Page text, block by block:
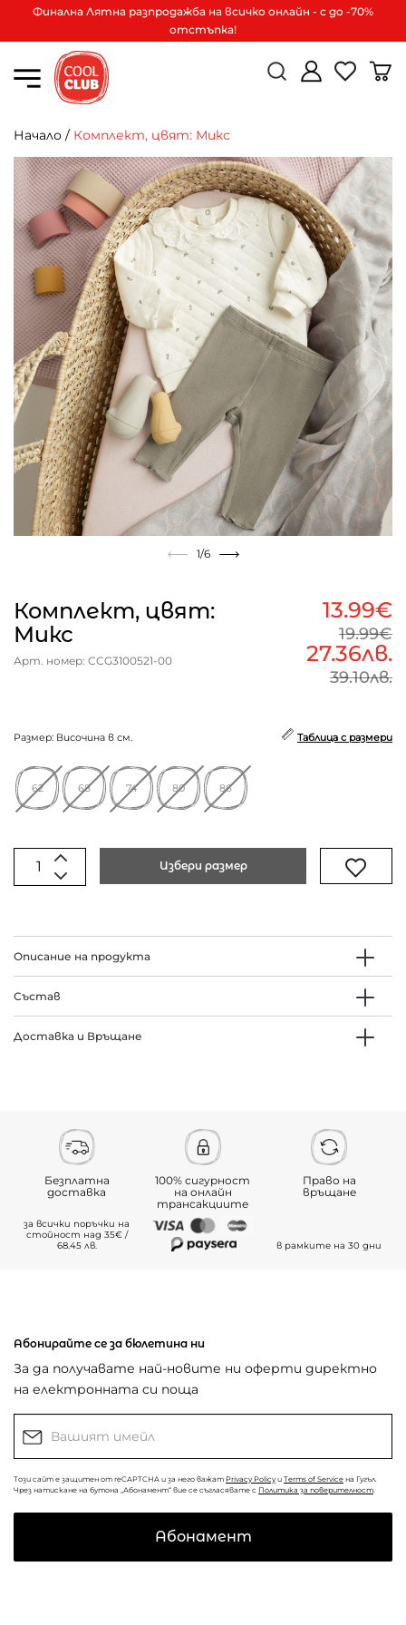
Финална Лятна разпродажба на всичко онлайн - с до -70%
отстъпка!
Начало / Комплект, цвят: Микс
1/6
Комплект, цвят:
Микс
Арт. номер: CCG3100521-00
13.99€
19.99€
27.36лв.
39.10лв.
Размер: Височина в см. Таблица с размери
62 68 74 80 86
Избери размер
Описание на продукта
Състав
Доставка и Връщане
Безплатна
доставка
за всички поръчки на
стойност над 35€ /
68.45 лв.
100% сигурност
на онлайн
трансакциите
Право на
връщане
в рамките на 30 дни
Абонирайте се за бюлетина ни
За да получавате най-новите ни оферти директно
на електронната си поща
Този сайт е защитен от reCAPTCHA и за него важат Privacy Policy и Terms of Service на Гугъл.
Чрез натискане на бутона „Абонамент“ вие се съгласявате с Политика за поверителност.
Абонамент